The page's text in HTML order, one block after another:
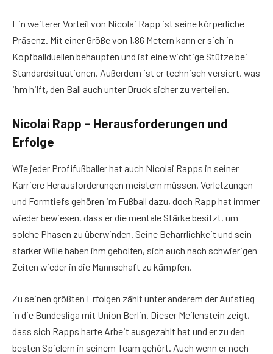
Ein weiterer Vorteil von Nicolai Rapp ist seine körperliche
Präsenz. Mit einer Größe von 1,86 Metern kann er sich in
Kopfballduellen behaupten und ist eine wichtige Stütze bei
Standardsituationen. Außerdem ist er technisch versiert, was
ihm hilft, den Ball auch unter Druck sicher zu verteilen.
Nicolai Rapp – Herausforderungen und
Erfolge
Wie jeder Profifußballer hat auch Nicolai Rapps in seiner
Karriere Herausforderungen meistern müssen. Verletzungen
und Formtiefs gehören im Fußball dazu, doch Rapp hat immer
wieder bewiesen, dass er die mentale Stärke besitzt, um
solche Phasen zu überwinden. Seine Beharrlichkeit und sein
starker Wille haben ihm geholfen, sich auch nach schwierigen
Zeiten wieder in die Mannschaft zu kämpfen.
Zu seinen größten Erfolgen zählt unter anderem der Aufstieg
in die Bundesliga mit Union Berlin. Dieser Meilenstein zeigt,
dass sich Rapps harte Arbeit ausgezahlt hat und er zu den
besten Spielern in seinem Team gehört. Auch wenn er noch